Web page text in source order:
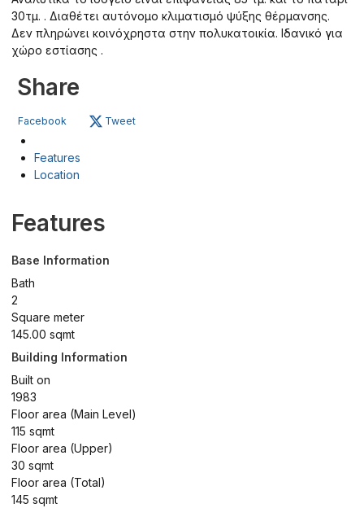
30τμ. . Διαθέτει αυτόνομο κλιματισμό ψύξης θέρμανσης.
Δεν πληρώνει κοινόχρηστα στην πολυκατοικία. Ιδανικό για
χώρο εστίασης .
Share
Facebook Tweet
Features
Location
Features
Base Information
Bath
2
Square meter
145.00 sqmt
Building Information
Built on
1983
Floor area (Main Level)
115 sqmt
Floor area (Upper)
30 sqmt
Floor area (Total)
145 sqmt